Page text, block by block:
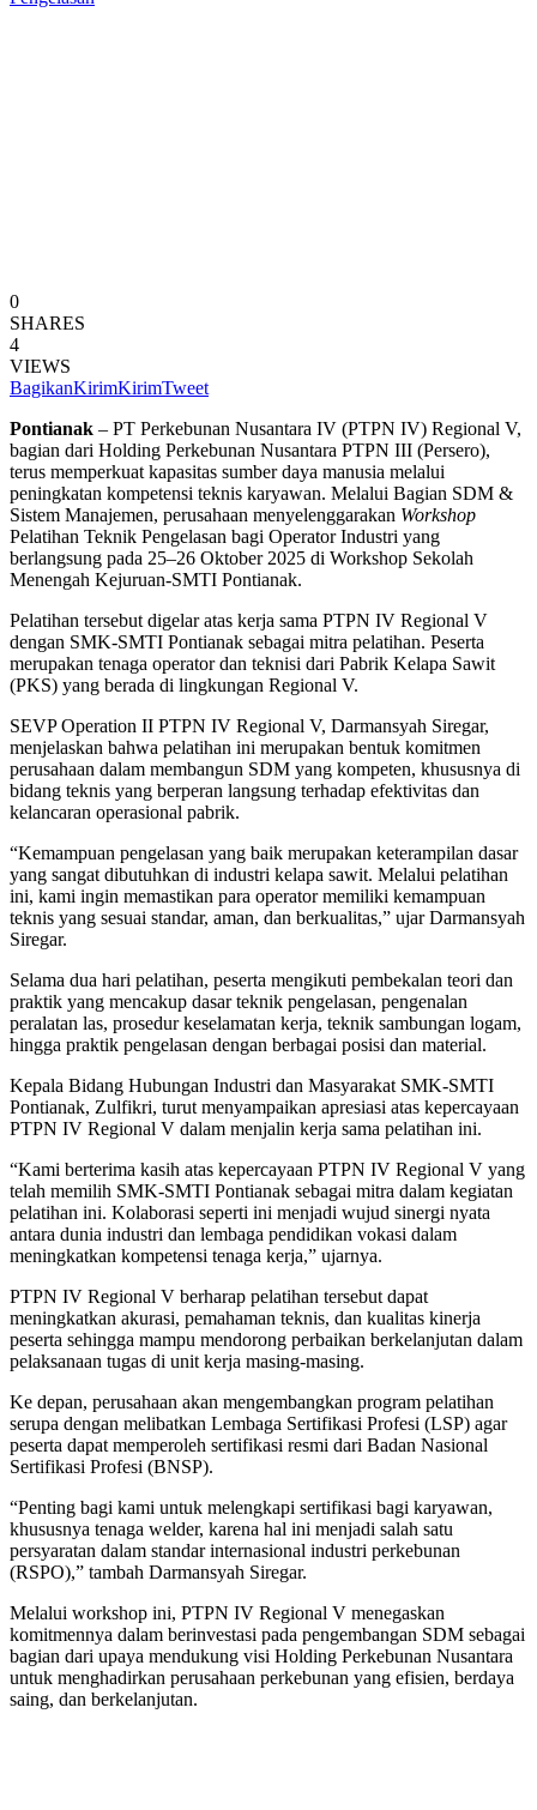
0
SHARES
4
VIEWS
BagikanKirimKirimTweet
Pontianak – PT Perkebunan Nusantara IV (PTPN IV) Regional V,
bagian dari Holding Perkebunan Nusantara PTPN III (Persero),
terus memperkuat kapasitas sumber daya manusia melalui
peningkatan kompetensi teknis karyawan. Melalui Bagian SDM &
Sistem Manajemen, perusahaan menyelenggarakan Workshop
Pelatihan Teknik Pengelasan bagi Operator Industri yang
berlangsung pada 25–26 Oktober 2025 di Workshop Sekolah
Menengah Kejuruan-SMTI Pontianak.
Pelatihan tersebut digelar atas kerja sama PTPN IV Regional V
dengan SMK-SMTI Pontianak sebagai mitra pelatihan. Peserta
merupakan tenaga operator dan teknisi dari Pabrik Kelapa Sawit
(PKS) yang berada di lingkungan Regional V.
SEVP Operation II PTPN IV Regional V, Darmansyah Siregar,
menjelaskan bahwa pelatihan ini merupakan bentuk komitmen
perusahaan dalam membangun SDM yang kompeten, khususnya di
bidang teknis yang berperan langsung terhadap efektivitas dan
kelancaran operasional pabrik.
“Kemampuan pengelasan yang baik merupakan keterampilan dasar
yang sangat dibutuhkan di industri kelapa sawit. Melalui pelatihan
ini, kami ingin memastikan para operator memiliki kemampuan
teknis yang sesuai standar, aman, dan berkualitas,” ujar Darmansyah
Siregar.
Selama dua hari pelatihan, peserta mengikuti pembekalan teori dan
praktik yang mencakup dasar teknik pengelasan, pengenalan
peralatan las, prosedur keselamatan kerja, teknik sambungan logam,
hingga praktik pengelasan dengan berbagai posisi dan material.
Kepala Bidang Hubungan Industri dan Masyarakat SMK-SMTI
Pontianak, Zulfikri, turut menyampaikan apresiasi atas kepercayaan
PTPN IV Regional V dalam menjalin kerja sama pelatihan ini.
“Kami berterima kasih atas kepercayaan PTPN IV Regional V yang
telah memilih SMK-SMTI Pontianak sebagai mitra dalam kegiatan
pelatihan ini. Kolaborasi seperti ini menjadi wujud sinergi nyata
antara dunia industri dan lembaga pendidikan vokasi dalam
meningkatkan kompetensi tenaga kerja,” ujarnya.
PTPN IV Regional V berharap pelatihan tersebut dapat
meningkatkan akurasi, pemahaman teknis, dan kualitas kinerja
peserta sehingga mampu mendorong perbaikan berkelanjutan dalam
pelaksanaan tugas di unit kerja masing-masing.
Ke depan, perusahaan akan mengembangkan program pelatihan
serupa dengan melibatkan Lembaga Sertifikasi Profesi (LSP) agar
peserta dapat memperoleh sertifikasi resmi dari Badan Nasional
Sertifikasi Profesi (BNSP).
“Penting bagi kami untuk melengkapi sertifikasi bagi karyawan,
khususnya tenaga welder, karena hal ini menjadi salah satu
persyaratan dalam standar internasional industri perkebunan
(RSPO),” tambah Darmansyah Siregar.
Melalui workshop ini, PTPN IV Regional V menegaskan
komitmennya dalam berinvestasi pada pengembangan SDM sebagai
bagian dari upaya mendukung visi Holding Perkebunan Nusantara
untuk menghadirkan perusahaan perkebunan yang efisien, berdaya
saing, dan berkelanjutan.